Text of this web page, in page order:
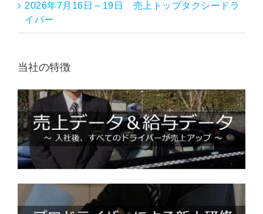
2026年7月16日～19日 売上トップタクシードラ
イバー
当社の特徴